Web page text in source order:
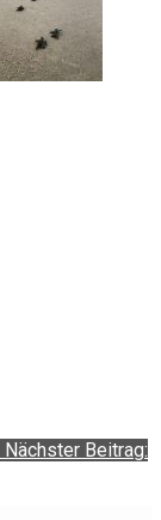
Nächster Beitrag: